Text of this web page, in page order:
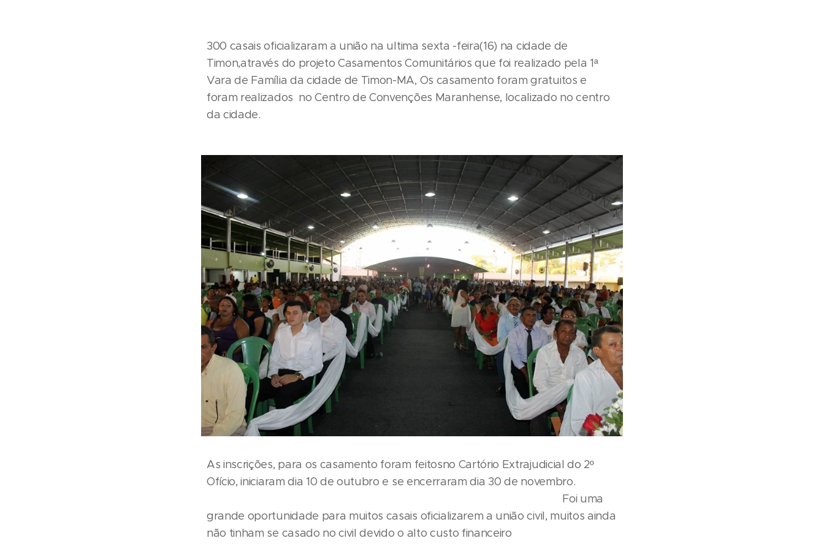
300 casais oficializaram a união na ultima sexta -feira(16) na cidade de
Timon,através do projeto Casamentos Comunitários que foi realizado pela 1ª
Vara de Família da cidade de Timon-MA, Os casamento foram gratuitos e
foram realizados no Centro de Convenções Maranhense, localizado no centro
da cidade.
As inscrições, para os casamento foram feitosno Cartório Extrajudicial do 2º
Ofício, iniciaram dia 10 de outubro e se encerraram dia 30 de novembro.
Foi uma
grande oportunidade para muitos casais oficializarem a união civil, muitos ainda
não tinham se casado no civil devido o alto custo financeiro